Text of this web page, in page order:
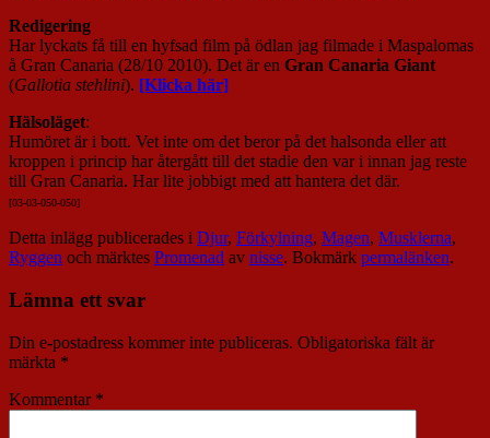
Redigering
Har lyckats få till en hyfsad film på ödlan jag filmade i Maspalomas
å Gran Canaria (28/10 2010). Det är en Gran Canaria Giant
(Gallotia stehlini). [Klicka här]
Hälsoläget:
Humöret är i bott. Vet inte om det beror på det halsonda eller att
kroppen i princip har återgått till det stadie den var i innan jag reste
till Gran Canaria. Har lite jobbigt med att hantera det där.
[03-03-050-050]
Detta inlägg publicerades i Djur, Förkylning, Magen, Musklerna,
Ryggen och märktes Promenad av nisse. Bokmärk permalänken.
Lämna ett svar
Din e-postadress kommer inte publiceras. Obligatoriska fält är
märkta *
Kommentar *